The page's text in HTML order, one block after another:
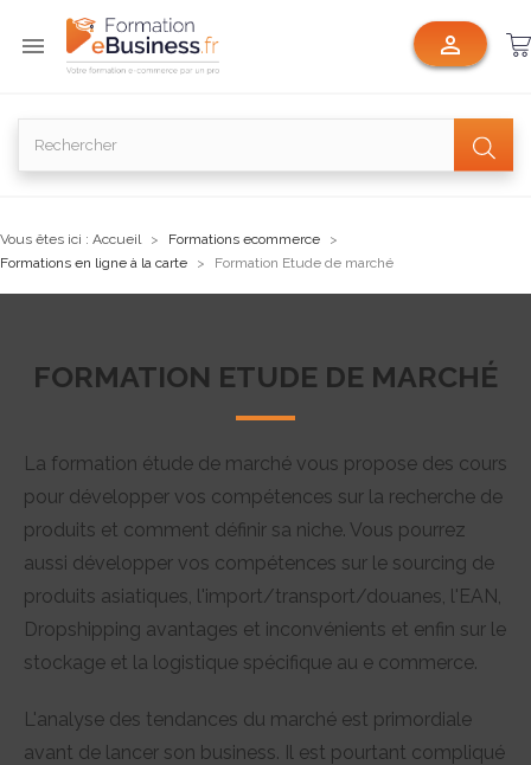
 
Vous êtes ici : Accueil
Formations ecommerce
Formations en ligne à la carte
Formation Etude de marché
FORMATION ETUDE DE MARCHÉ
La formation étude de marché vous propose des cours
pour développer vos compétences sur la recherche de
produits et comment définir sa niche. Vous pourrez
aussi développer vos compétences sur le sourcing de
produits asiatiques, l'import/transport/douanes, l'EAN,
Dropshipping avantages et inconvénients et enfin sur le
stockage et la logistique spécifique au e commerce.
L'analyse des tendances du marché est primordiale
avant de lancer son business. Il est pourtant compliqué